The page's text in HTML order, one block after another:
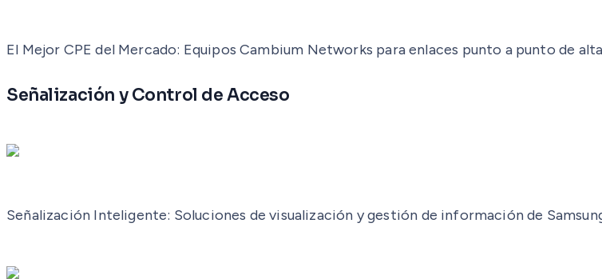
El Mejor CPE del Mercado: Equipos Cambium Networks para enlaces punto a punto de
Señalización y Control de Acceso
Señalización Inteligente: Soluciones de visualización y gestión de información de